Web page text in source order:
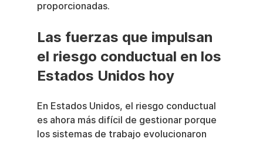
proporcionadas.
Las fuerzas que impulsan
el riesgo conductual en los
Estados Unidos hoy
En Estados Unidos, el riesgo conductual
es ahora más difícil de gestionar porque
los sistemas de trabajo evolucionaron